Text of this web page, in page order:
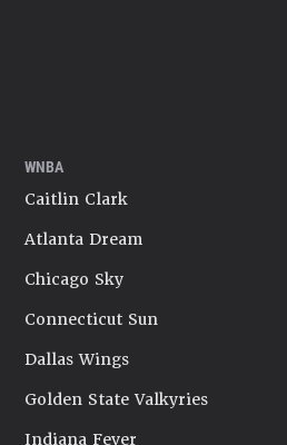
WNBA
Caitlin Clark
Atlanta Dream
Chicago Sky
Connecticut Sun
Dallas Wings
Golden State Valkyries
Indiana Fever